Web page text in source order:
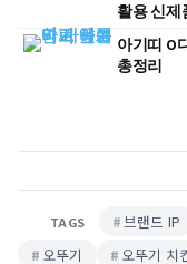
활용 신제
아기띠 O
총정리
TAGS 브랜드 IP
오뚜기
오뚜기 치